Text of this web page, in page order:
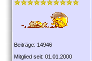
Beiträge: 14946
Mitglied seit: 01.01.2000